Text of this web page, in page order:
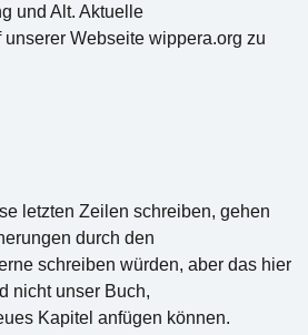
und Alt. Aktuelle
Webseite wippera.org zu
letzten Zeilen schreiben, gehen
durch den
schreiben würden, aber das hier
nicht unser Buch,
Kapitel anfügen können.